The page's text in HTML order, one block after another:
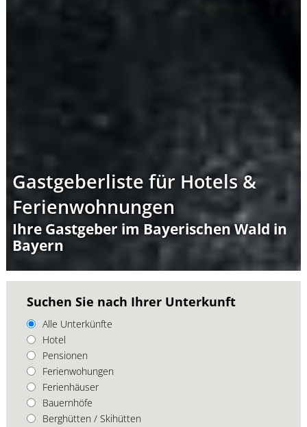
Gastgeberliste für Hotels &
Ferienwohnungen
Ihre Gastgeber im Bayerischen Wald in
Bayern
Suchen Sie nach Ihrer Unterkunft
Alle Unterkünfte
Hotel
Pensionen
Ferienwohungen
Ferienhäuser
Bauernhöfe
Berghütten / Skihütten